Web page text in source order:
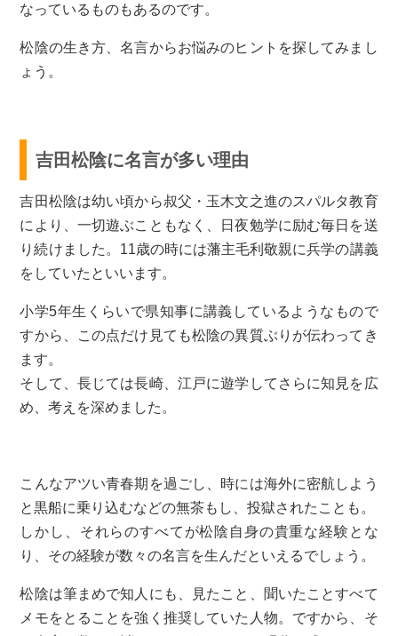
なっているものもあるのです。
松陰の生き方、名言からお悩みのヒントを探してみまし
ょう。
吉田松陰に名言が多い理由
吉田松陰は幼い頃から叔父・玉木文之進のスパルタ教育
により、一切遊ぶこともなく、日夜勉学に励む毎日を送
り続けました。11歳の時には藩主毛利敬親に兵学の講義
をしていたといいます。
小学5年生くらいで県知事に講義しているようなもので
すから、この点だけ見ても松陰の異質ぶりが伝わってき
ます。
そして、長じては長崎、江戸に遊学してさらに知見を広
め、考えを深めました。
こんなアツい青春期を過ごし、時には海外に密航しよう
と黒船に乗り込むなどの無茶もし、投獄されたことも。
しかし、それらのすべてが松陰自身の貴重な経験とな
り、その経験が数々の名言を生んだといえるでしょう。
松陰は筆まめで知人にも、見たこと、聞いたことすべて
メモをとることを強く推奨していた人物。ですから、そ